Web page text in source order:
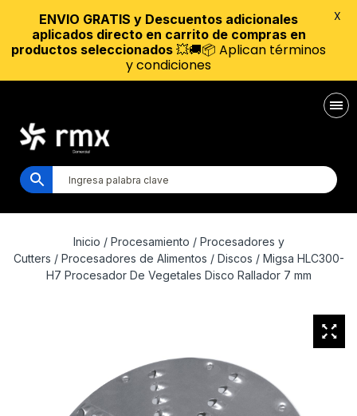
Inicio / Procesamiento / Procesadores y
Cutters / Procesadores de Alimentos / Discos / Migsa HLC300-
H7 Procesador De Vegetales Disco Rallador 7 mm
ENVIO GRATIS y Descuentos adicionales
aplicados directo en carrito de compras en
productos seleccionados 💥🚚📦 Aplican términos
y condiciones
X